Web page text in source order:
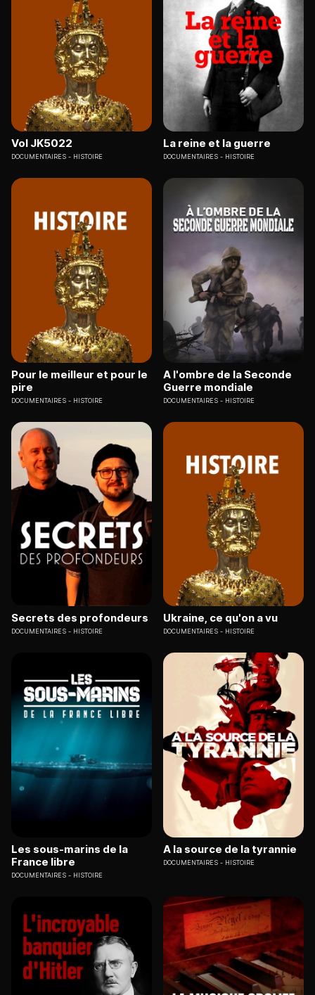
Vol JK5022
DOCUMENTAIRES HISTOIRE
La reine et la guerre
DOCUMENTAIRES HISTOIRE
Pour le meilleur et pour le
pire
DOCUMENTAIRES HISTOIRE
A l'ombre de la Seconde
Guerre mondiale
DOCUMENTAIRES HISTOIRE
Secrets des profondeurs
DOCUMENTAIRES HISTOIRE
Ukraine, ce qu'on a vu
DOCUMENTAIRES HISTOIRE
Les sous-marins de la
France libre
DOCUMENTAIRES HISTOIRE
A la source de la tyrannie
DOCUMENTAIRES HISTOIRE